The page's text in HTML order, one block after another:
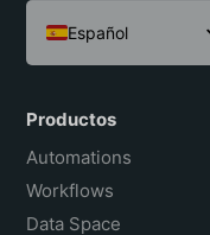
Español
English
Português do Brasil
Français
Productos
Automations
Workflows
Data Space